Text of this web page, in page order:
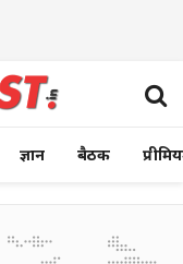
ज्ञान बैठक